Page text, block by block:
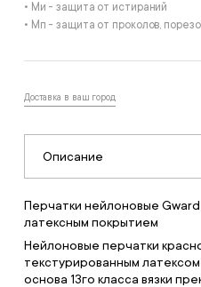
• Ми - защита от истираний
• Мп - защита от проколов,
Доставка в ваш город
Описание
Перчатки нейлоновые
латексным покрытием
Нейлоновые перчатки
текстурированным
основа 13го класса вязки